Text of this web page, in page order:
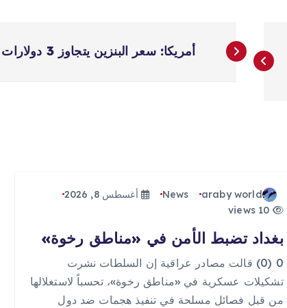
أمريكا: سعر البنزين يتجاوز 3 دولارات
araby world
News
أغسطس 8, 2026
بغداد تضبط الأمن في «مناطق رخوة»
0 (0) قالت مصادر عراقية إن السلطات نشرت
تشكيلات عسكرية في «مناطق رخوة»، تحسباً لاستغلالها
من قبل فصائل مسلحة في تنفيذ هجمات ضد دول